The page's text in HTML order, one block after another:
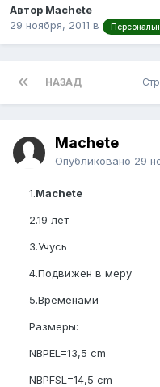
Автор Machete
29 ноября, 2011 в
НАЗАД
Machete
Опубликовано 29
1.Machete
2.19 лет
3.Учусь
4.Подвижен в меру
5.Временами
Размеры:
NBPEL=13,5 cm
NBPFSL=14,5 cm